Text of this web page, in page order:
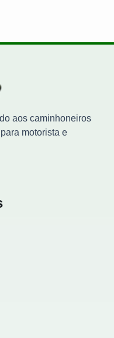
aos caminhoneiros
motorista e